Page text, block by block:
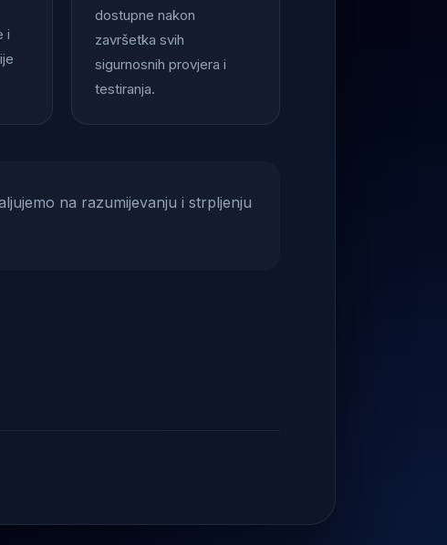
i
dostupne nakon
završetka svih
sigurnosnih provjera i
testiranja.
na razumijevanju i strpljenju